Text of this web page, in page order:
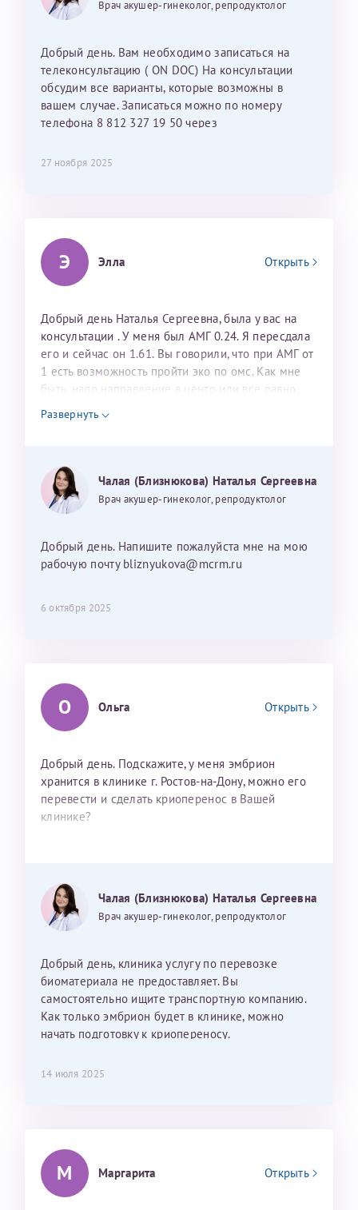
Наталью Викторовну. Тоже очень душевный человек.
С ней общение было, как с давней знакомой, очень
персонал очень вежливый и чуткий, прям приятно
находиться. Мы собираемся туда ещё за вторым
ребёнком, и конечно же только к Ринату
Рафаильевичу, нашему волшебнику, без каких либо
сомнений.
Врач акушер-гинеколог, репродуктолог
Добрый день. Вам необходимо записаться на
телеконсультацию ( ON DOC) На консультации
обсудим все варианты, которые возможны в
вашем случае. Записаться можно по номеру
телефона 8 812 327 19 50 через
27 ноября 2025
Э Элла Открыть
Добрый день Наталья Сергеевна, была у вас на
консультации . У меня был АМГ 0.24. Я пересдала
его и сейчас он 1.61. Вы говорили, что при АМГ от
1 есть возможность пройти эко по омс. Как мне
быть, надо направление в центр или все равно
платно проходить обследования необходимо?
Развернуть
Чалая (Близнюкова) Наталья Сергеевна
Врач акушер-гинеколог, репродуктолог
Добрый день. Напишите пожалуйста мне на мою
рабочую почту bliznyukova@mcrm.ru
6 октября 2025
О Ольга Открыть
Добрый день. Подскажите, у меня эмбрион
хранится в клинике г. Ростов-на-Дону, можно его
перевести и сделать криоперенос в Вашей
клинике?
Чалая (Близнюкова) Наталья Сергеевна
Врач акушер-гинеколог, репродуктолог
Добрый день, клиника услугу по перевозке
биоматериала не предоставляет. Вы
самостоятельно ищите транспортную компанию.
Как только эмбрион будет в клинике, можно
начать подготовку к криопереносу.
14 июля 2025
М Маргарита Открыть